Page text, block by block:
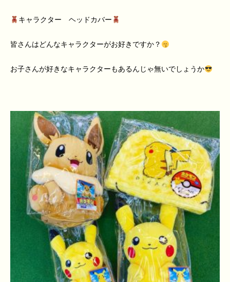
キャラクター ヘッドカバー
皆さんはどんなキャラクターがお好きですか？
お子さんが好きなキャラクターもあるんじゃ無いでしょうか